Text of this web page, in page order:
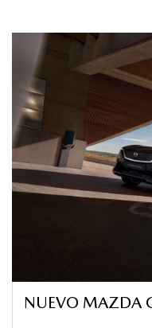
NUEVO MAZDA